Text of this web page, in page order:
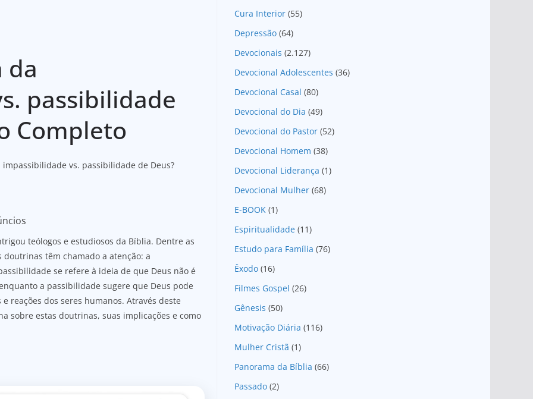
da
passibilidade
Completo
vs. passibilidade de Deus?
teólogos e estudiosos da Bíblia. Dentre as
têm chamado a atenção: a
se refere à ideia de que Deus não é
a passibilidade sugere que Deus pode
reações dos seres humanos. Através deste
sobre estas doutrinas, suas implicações e como
Cura Interior (55)
Depressão (64)
Devocionais (2.127)
Devocional Adolescentes (36)
Devocional Casal (80)
Devocional do Dia (49)
Devocional do Pastor (52)
Devocional Homem (38)
Devocional Liderança (1)
Devocional Mulher (68)
E-BOOK (1)
Espiritualidade (11)
Estudo para Família (76)
Êxodo (16)
Filmes Gospel (26)
Gênesis (50)
Motivação Diária (116)
Mulher Cristã (1)
Panorama da Bíblia (66)
Passado (2)